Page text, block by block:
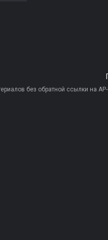
без обратной ссылки на